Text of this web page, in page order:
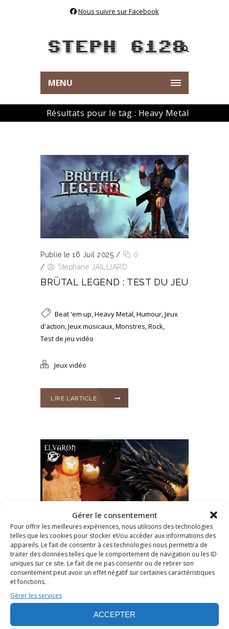
Gérer le consentement
Pour offrir les meilleures expériences, nous utilisons des technologies
telles que les cookies pour stocker et/ou accéder aux informations des
appareils. Le fait de consentir à ces technologies nous permettra de
traiter des données telles que le comportement de navigation ou les ID
uniques sur ce site. Le fait de ne pas consentir ou de retirer son
consentement peut avoir un effet négatif sur certaines caractéristiques
et fonctions.
Gérer les services
ACCEPTER
Nous suivre sur Facebook
MENU
Résultats pour le tag : Heavy Metal
Publié le 16 Juil 2025 /
0
/
Stéphane JAILLIARD
BRÜTAL LEGEND : TEST DU JEU
Beat 'em up,Heavy Metal,Humour,Jeux
d'action,Jeux musicaux,Monstres,Rock,
Test de jeu vidéo
Jeux vidéo
LIRE L’ARTICLE
Publié le 11 Juil 2004 /
0
/
Stéphane JAILLIARD
THE FIVE SHIRES / THE CALL O
F THE BLACK DRAGON : CHRO
Chronique d'album, Heavy Metal